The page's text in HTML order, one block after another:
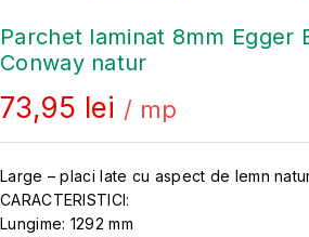
Parchet laminat 8mm Egger
Conway natur
73,95 lei / mp
Large – placi late cu aspect de lemn
CARACTERISTICI:
Lungime: 1292 mm